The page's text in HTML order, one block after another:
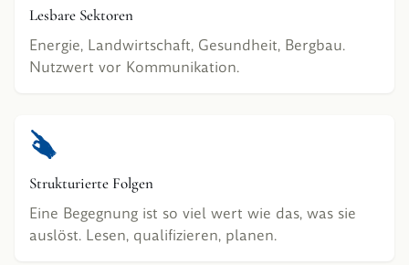
Lesbare Sektoren
Energie, Landwirtschaft, Gesundheit, Bergbau.
Nutzwert vor Kommunikation.
Strukturierte Folgen
Eine Begegnung ist so viel wert wie das, was sie
auslöst. Lesen, qualifizieren, planen.